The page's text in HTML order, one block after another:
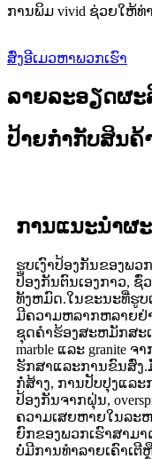
ການພິມ vivid ຊ່ວຍໃຫ້
ສົ່ງອີເມວຫາພວກເຮົາ
ລາຍລະອຽດຜະ
ປ້າຍກຳກັບສິນຄ້
ການແນະນໍາຜ
ຮູບເງົາປ້ອງກັນຂອງພວກ
ປ້ອງກັນຕົນເອງກາວ, ຊົ່
ທັງຫມົດ.ໃນຂະນະທີ່ຮູບ
ມີຄວາມຫລາກຫລາຍຢ່
ຊຸດຄໍາຮ້ອງສະຫມັກສະ
marble ແລະ granite
ຮັກສາແລະການຂົນສົ່ງ.
ກໍ່ສ້າງ, ການປັບປຸງແລະ
ປ້ອງກັນຈາກຝຸ່ນ,
ຄວາມເສຍຫາຍໃນລະຫ
ຍົກຂອງພວກເຮົາສາມ
ບໍ່ມີການທໍາລາຍເຄົາເຕີ